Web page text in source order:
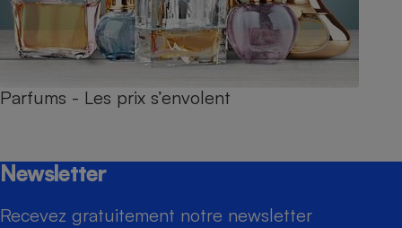
Parfums - Les prix s’envolent
Newsletter
Recevez gratuitement notre newsletter